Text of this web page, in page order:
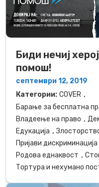
Биди нечиј
помош!
септември 12, 2019
Категории: COVER ,
Барање за бесплатна
Владеење на право ,
Едукација ,
Пријави дискриминација
Родова еднаквост ,
Тортура и нехумано